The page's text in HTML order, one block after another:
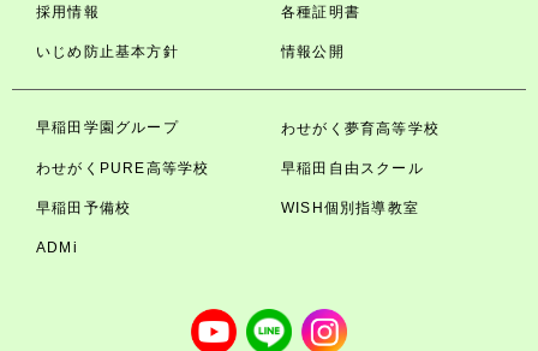
採用情報 各種証明書
いじめ防止基本方針 情報公開
早稲田学園グループ わせがく夢育高等学校
わせがくPURE高等学校 早稲田自由スクール
早稲田予備校 WISH個別指導教室
ADMi